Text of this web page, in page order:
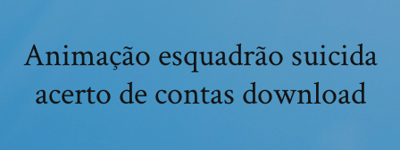
Animação esquadrão suicida
acerto de contas download